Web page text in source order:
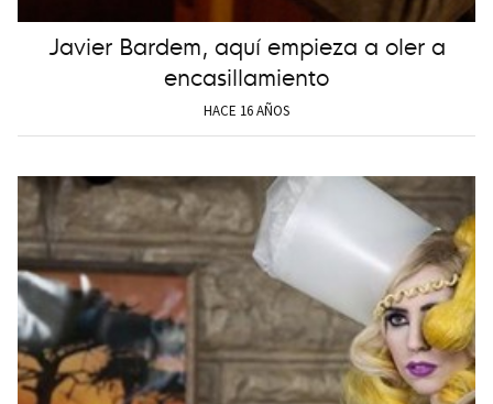
Javier Bardem, aquí empieza a oler a
encasillamiento
HACE 16 AÑOS